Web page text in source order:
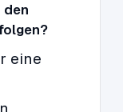
den
eine